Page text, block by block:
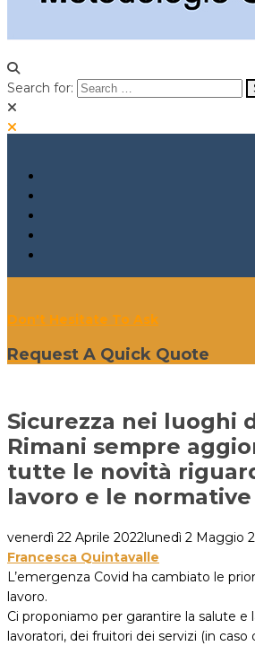
Search for:
Don't Hesitate To Ask
Request A Quick Quote
Sicurezza nei luoghi
Rimani sempre
tutte le novità
lavoro e le
venerdì 22 Aprile 2022lunedì 2 Maggio
Francesca Quintavalle
L’emergenza Covid ha cambiato le
lavoro.
Ci proponiamo per garantire la salute e
lavoratori, dei fruitori dei servizi (in